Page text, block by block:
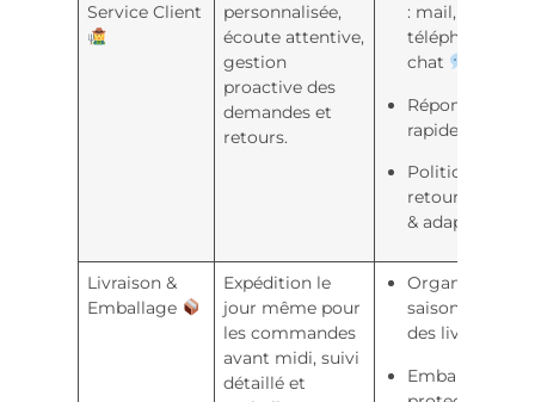
Service Client
personnalisée,
écoute attentive,
gestion
proactive des
demandes et
retours.
: mail,
téléphone,
chat
Réponses
rapides
Politique de
retour claire
& adaptée
Livraison &
Emballage
Expédition le
jour même pour
les commandes
avant midi, suivi
détaillé et
Organisation
saisonnière
des livraisons
Emballage